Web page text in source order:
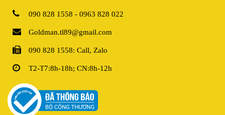
090 828 1558 - 0963 828 022
Goldman.tl89@gmail.com
090 828 1558: Call, Zalo
T2-T7:8h-18h; CN:8h-12h